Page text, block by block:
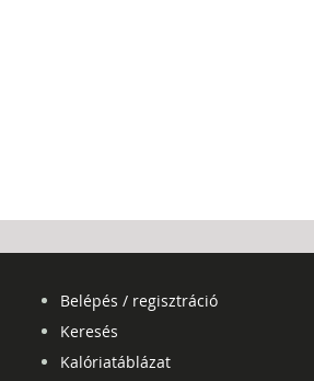
Belépés / regisztráció
Keresés
Kalóriatáblázat